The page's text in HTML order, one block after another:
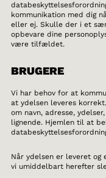
kommunikation med dig
eller ej. Skulle der i et
opbevare dine
være tilfældet.
BRUGERE
Vi har behov for at
at ydelsen leveres
om navn, adresse,
lignende. Hjemlen til at
Når ydelsen er leveret og
vi umiddelbart herefter